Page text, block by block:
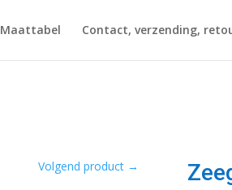
Maattabel Contact, verzending,
Volgend product →